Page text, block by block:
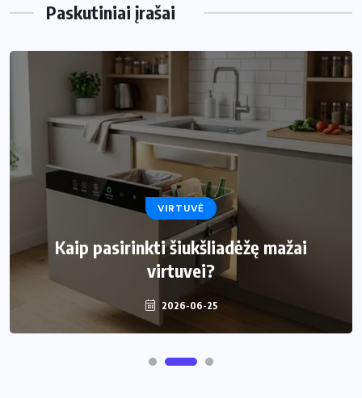
Paskutiniai įrašai
VIRTUVĖ
Kaip pasirinkti šiukšliadėžę mažai
virtuvei?
2026-06-25